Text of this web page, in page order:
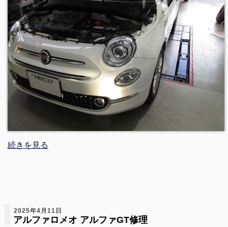
続きを見る
2025年4月11日
アルファロメオ アルファGT修理